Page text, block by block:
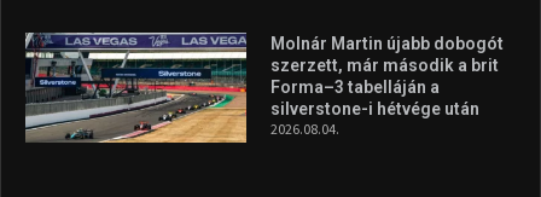
Molnár Martin újabb dobogót
szerzett, már második a brit
Forma–3 tabelláján a
silverstone-i hétvége után
2026.08.04.